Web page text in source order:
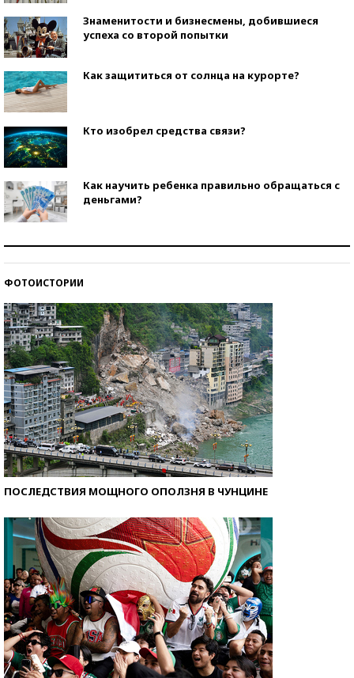
Знаменитости и бизнесмены, добившиеся
успеха со второй попытки
Как защититься от солнца на курорте?
Кто изобрел средства связи?
Как научить ребенка правильно обращаться с
деньгами?
ФОТОИСТОРИИ
ПОСЛЕДСТВИЯ МОЩНОГО ОПОЛЗНЯ В ЧУНЦИНЕ